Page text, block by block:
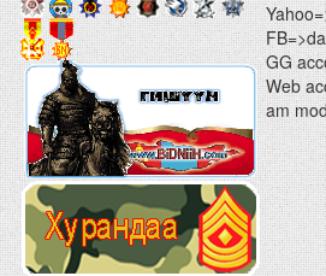
GG
Web
am